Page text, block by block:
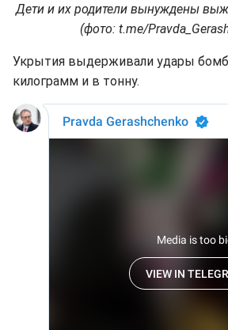
Дети и их родители вынуждены
(фото: t.me/
Укрытия выдерживали удары
килограмм и в тонну.